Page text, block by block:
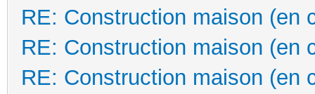
RE: Construction maison (en
RE: Construction maison (en
RE: Construction maison (en